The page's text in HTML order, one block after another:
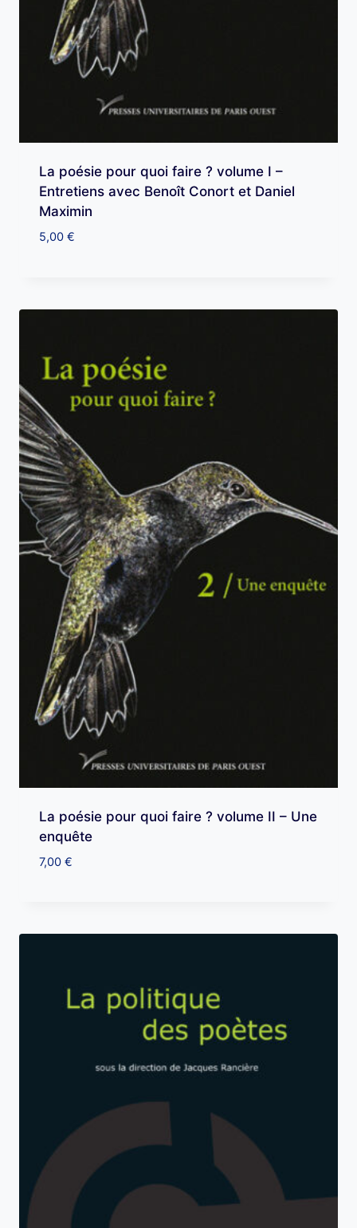
La poésie pour quoi faire ? volume I –
Entretiens avec Benoît Conort et Daniel
Maximin
5,00 €
La poésie pour quoi faire ? volume II – Une
enquête
7,00 €